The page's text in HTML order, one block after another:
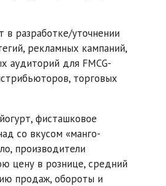
в разработке/уточнении
рекламных кампаний,
аудиторий для FMCG-
торговых
фисташковое
со вкусом «манго-
производители
цену в рознице, средний
продаж, обороты и